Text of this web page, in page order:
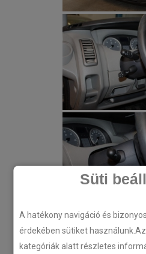
Süti
A hatékony navigáció és
érdekében sütiket
kategóriák alatt részletes